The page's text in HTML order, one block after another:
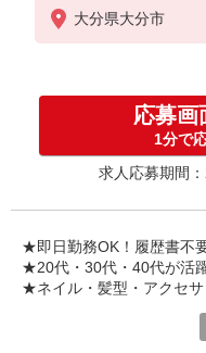
※残業代支給
★交通費別途支給
入社祝い金10万円
お友達を紹介頂く
インセンティブ支
゜・。○。・゜+゜
大分県大分市
応募画
1分で
求人応募期間
★即日勤務OK！履歴書不
★20代・30代・40代が活
★ネイル・髪型・アクセ
シエロのスタッフは9割が